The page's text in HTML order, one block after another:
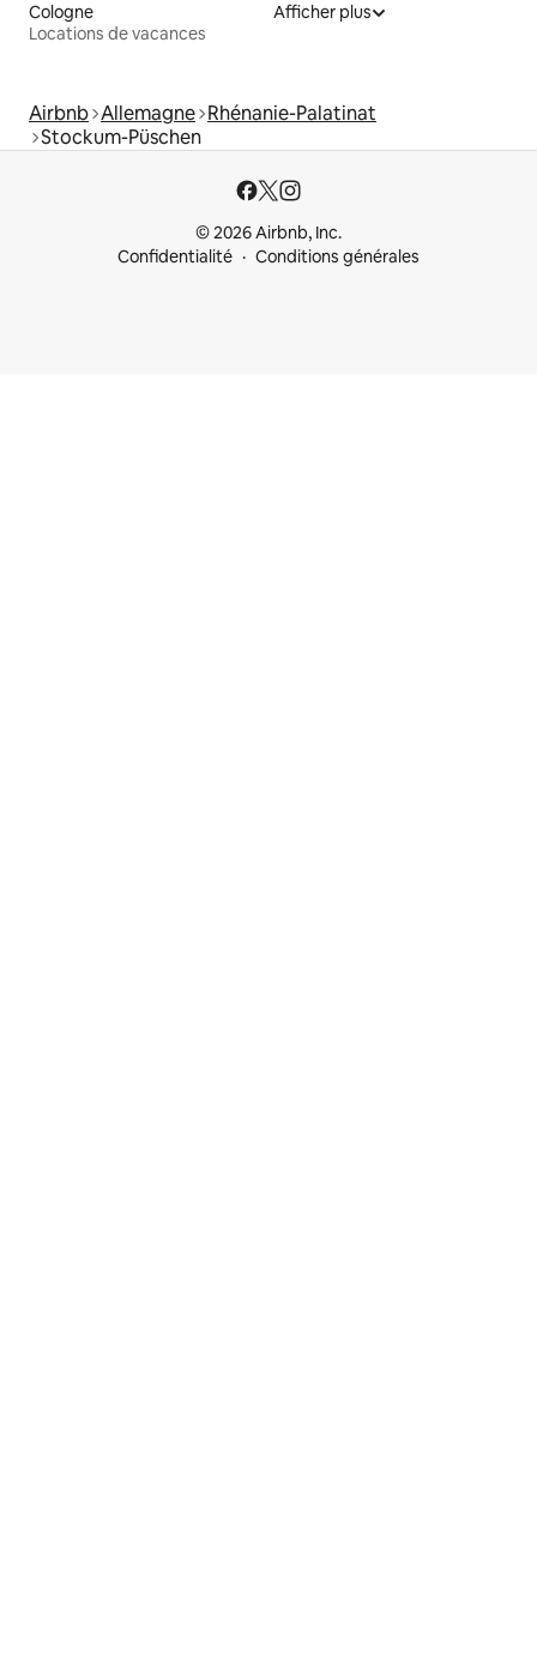
Cologne
Locations de vacances
Afficher plus
Airbnb Allemagne Rhénanie-Palatinat
Stockum-Püschen
© 2026 Airbnb, Inc.
Confidentialité
Conditions générales